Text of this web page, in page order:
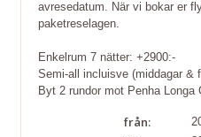
avresedatum. När vi bokar er
paketreselagen.
Enkelrum 7 nätter: +2900:-
Semi-all incluisve (middagar &
Byt 2 rundor mot Penha Longa
från: